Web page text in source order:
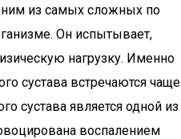
из самых сложных по
Он испытывает,
нагрузку. Именно
сустава встречаются чаще
сустава является одной из
воспалением